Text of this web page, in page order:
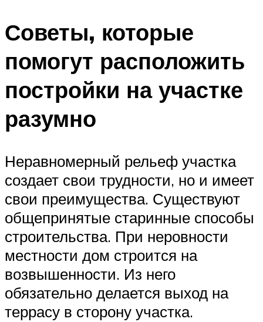
Советы, которые
помогут расположить
постройки на участке
разумно
Неравномерный рельеф участка
создает свои трудности, но и имеет
свои преимущества. Существуют
общепринятые старинные способы
строительства. При неровности
местности дом строится на
возвышенности. Из него
обязательно делается выход на
террасу в сторону участка.